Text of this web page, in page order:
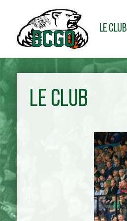
LE CLUB
LE CLUB